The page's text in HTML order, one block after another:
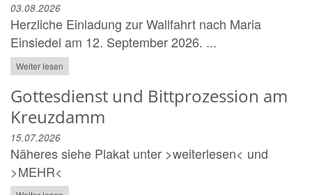
03.08.2026
Herzliche Einladung zur Wallfahrt nach Maria
Einsiedel am 12. September 2026. ...
Weiter lesen
Gottesdienst und Bittprozession am
Kreuzdamm
15.07.2026
Näheres siehe Plakat unter >weiterlesen< und
>MEHR<